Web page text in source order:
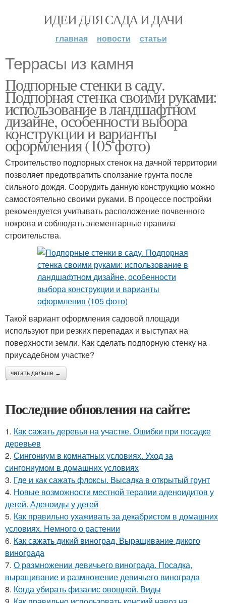
ИДЕИ ДЛЯ САДА И ДАЧИ
главная новости статьи
Террасы из камня
Подпорные стенки в саду.
Подпорная стенка своими руками:
использование в ландшафтном
дизайне, особенности выбора
конструкции и варианты
оформления (105 фото)
Строительство подпорных стенок на дачной территории
позволяет предотвратить сползание грунта после
сильного дождя. Соорудить данную конструкцию можно
самостоятельно своими руками. В процессе постройки
рекомендуется учитывать расположение почвенного
покрова и соблюдать элементарные правила
строительства.
Такой вариант оформления садовой площади
используют при резких перепадах и выступах на
поверхности земли. Как сделать подпорную стенку на
приусадебном участке?
читать дальше →
Последние обновления на сайте:
1. Как сажать деревья на участке. Ошибки при посадке
деревьев
2. Сингониум в комнатных условиях. Уход за
сингониумом в домашних условиях
3. Где и как сажать флоксы. Высадка в открытый грунт
4. Новые возможности местной терапии аденоидитов у
детей. Аденоиды у детей
5. Как правильно ухаживать за декабристом в домашних
условиях. Немного о растении
6. Как сажать дикий виноград. Выращивание дикого
винограда
7. О размножении девичьего винограда. Посадка,
выращивание и размножение девичьего винограда
8. Когда убирать физалис овощной. Виды